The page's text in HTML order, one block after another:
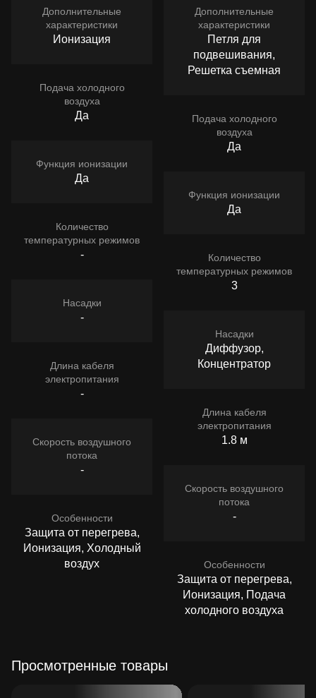
Дополнительные
характеристики
Ионизация
Подача холодного
воздуха
Да
Функция ионизации
Да
Количество
температурных режимов
-
Насадки
-
Длина кабеля
электропитания
-
Скорость воздушного
потока
-
Особенности
Защита от перегрева,
Ионизация, Холодный
воздух
Дополнительные
характеристики
Петля для
подвешивания,
Решетка съемная
Подача холодного
воздуха
Да
Функция ионизации
Да
Количество
температурных режимов
3
Насадки
Диффузор,
Концентратор
Длина кабеля
электропитания
1.8 м
Скорость воздушного
потока
-
Особенности
Защита от перегрева,
Ионизация, Подача
холодного воздуха
Просмотренные товары